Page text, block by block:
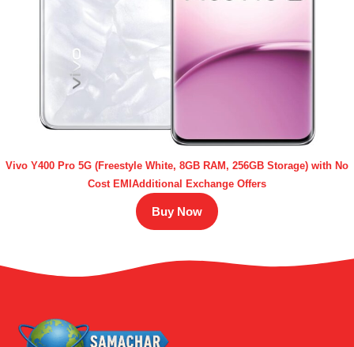
Vivo Y400 Pro 5G (Freestyle White, 8GB RAM, 256GB Storage) with No
Cost EMIAdditional Exchange Offers
Buy Now